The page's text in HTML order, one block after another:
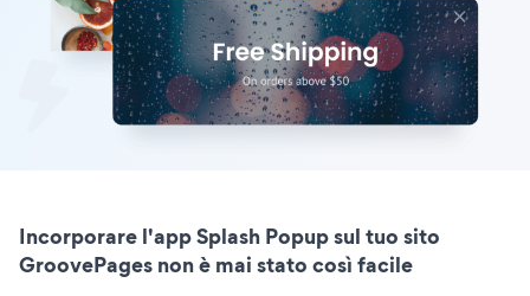
Incorporare l'app Splash Popup sul tuo sito
GroovePages non è mai stato così facile